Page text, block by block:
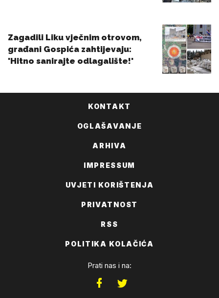
KONTAKT
OGLAŠAVANJE
ARHIVA
IMPRESSUM
UVJETI KORIŠTENJA
PRIVATNOST
RSS
POLITIKA KOLAČIĆA
Prati nas i na: